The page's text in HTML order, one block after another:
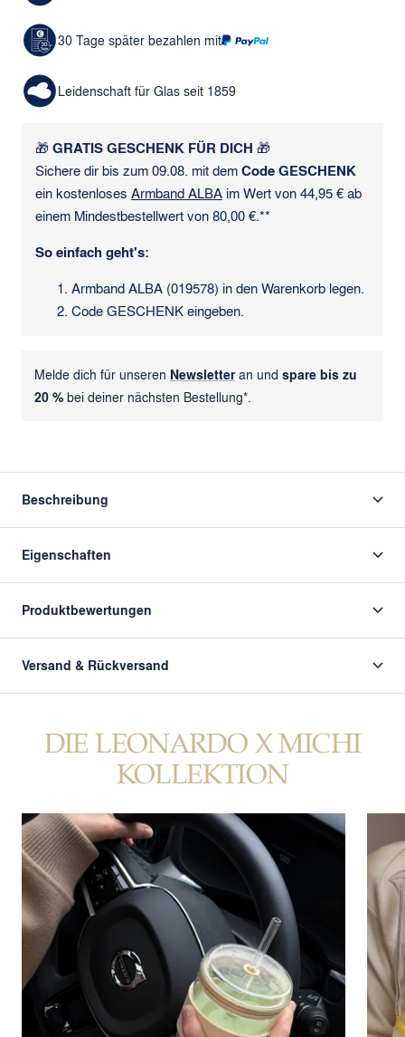
30 Tage später bezahlen mit
Leidenschaft für Glas seit 1859
🎁 GRATIS GESCHENK FÜR DICH 🎁
Sichere dir bis zum 09.08. mit demCode GESCHENK
ein kostenloses Armband ALBA im Wert von 44,95 € ab
einem Mindestbestellwert von 80,00 €.**
So einfach geht's:
Armband ALBA (019578) in den Warenkorb legen.
Code GESCHENK eingeben.
Melde dich für unseren Newsletter an und spare bis zu
20 % bei deiner nächsten Bestellung*.
Beschreibung
Eigenschaften
Produktbewertungen
Versand & Rückversand
DIE LEONARDO X MICHI
KOLLEKTION